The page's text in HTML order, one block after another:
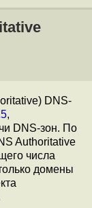
DNS-
,
DNS-зон. По
Authoritative
числа
домены